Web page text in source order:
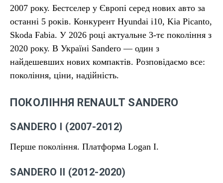
2007 року. Бестселер у Європі серед нових авто за
останні 5 років. Конкурент Hyundai i10, Kia Picanto,
Skoda Fabia. У 2026 році актуальне 3-тє покоління з
2020 року. В Україні Sandero — один з
найдешевших нових компактів. Розповідаємо все:
покоління, ціни, надійність.
ПОКОЛІННЯ RENAULT SANDERO
SANDERO I (2007-2012)
Перше покоління. Платформа Logan I.
SANDERO II (2012-2020)